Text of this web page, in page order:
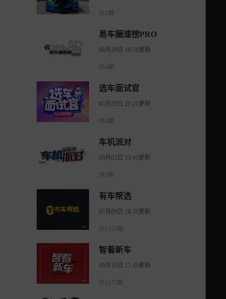
共1期
易车圈速榜PRO
08月29日 10:51更新
共4期
选车面试官
05月29日 20:21更新
共8期
车机派对
03月05日 15:43更新
共9期
有车帮选
07月09日 18:18更新
共1474期
智看新车
09月10日 17:45更新
共1175期